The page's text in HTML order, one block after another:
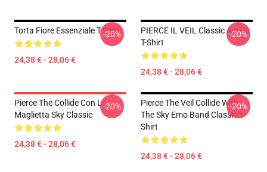
Torta Fiore Essenziale T-Shirt
24,38 € - 28,06 €
-20%
PIERCE IL VEIL Classic Active
T-Shirt
24,38 € - 28,06 €
-20%
Pierce The Collide Con La
Maglietta Sky Classic
24,38 € - 28,06 €
-20%
Pierce The Veil Collide With
The Sky Emo Band Classic T-
Shirt
24,38 € - 28,06 €
-20%